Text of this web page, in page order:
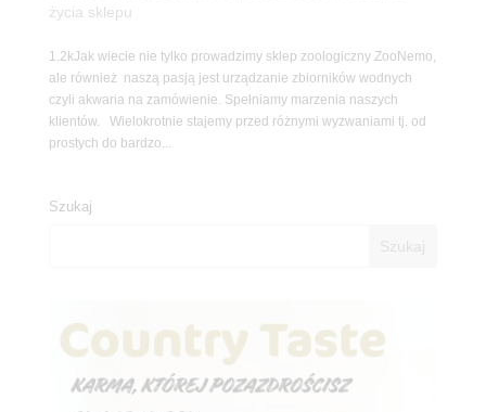
życia sklepu
1.2kJak wiecie nie tylko prowadzimy sklep zoologiczny ZooNemo,
ale również naszą pasją jest urządzanie zbiorników wodnych
czyli akwaria na zamówienie. Spełniamy marzenia naszych
klientów. Wielokrotnie stajemy przed różnymi wyzwaniami tj. od
prostych do bardzo...
Szukaj